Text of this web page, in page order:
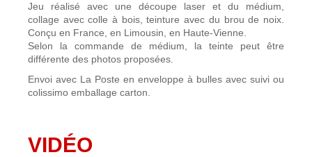
Jeu réalisé avec une découpe laser et du médium,
collage avec colle à bois, teinture avec du brou de noix.
Conçu en France, en Limousin, en Haute-Vienne.
Selon la commande de médium, la teinte peut être
différente des photos proposées.
Envoi avec La Poste en enveloppe à bulles avec suivi ou
colissimo emballage carton.
VIDÉO